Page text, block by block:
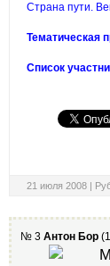
Страна пути.
Тематическая
Список
21 июля 2008 |
№ 3 Антон Бор